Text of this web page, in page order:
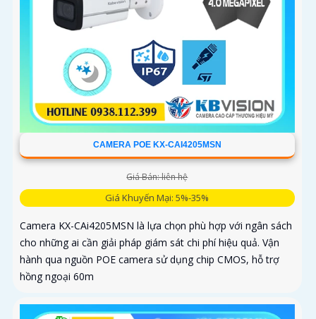
CAMERA POE KX-CAI4205MSN
Giá Bán: liên hệ
Giá Khuyến Mại: 5%-35%
Camera KX-CAi4205MSN là lựa chọn phù hợp với ngân sách
cho những ai cần giải pháp giám sát chi phí hiệu quả. Vận
hành qua nguồn POE camera sử dụng chip CMOS, hỗ trợ
hồng ngoại 60m